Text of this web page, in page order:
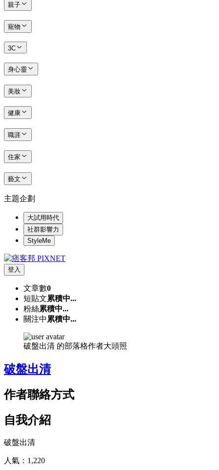
親子
寵物
3C
身心靈
美妝
健康
職涯
住家
藝文
主題企劃
大試用時代
社群影響力
StyleMe
登入
文章數0
短貼文累積中...
粉絲累積中...
關注中 累積中...
破盤出清 的部落格作者大頭照
破盤出清
作者聯絡方式
自我介紹
破盤出清
人氣： 1,220